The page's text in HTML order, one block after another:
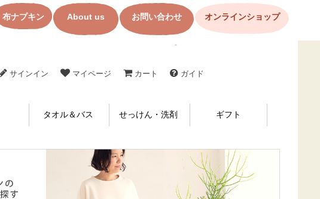
布ナプキン About us お問い合わせ オンラインショップ
サインイン マイページ カート ガイド
タオル＆バス せっけん・洗剤 ギフト